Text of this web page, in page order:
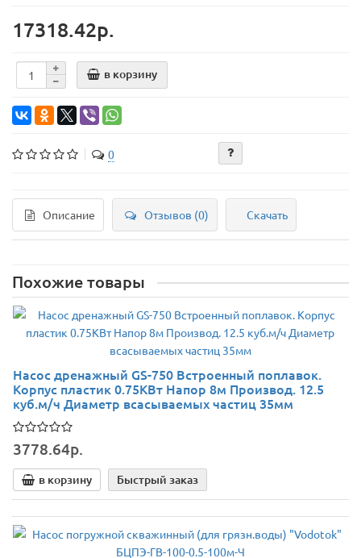
17318.42р.
в корзину
0
Описание Отзывов (0) Скачать
Похожие товары
Насос дренажный GS-750 Встроенный поплавок.
Корпус пластик 0.75КВт Напор 8м Производ. 12.5
куб.м/ч Диаметр всасываемых частиц 35мм
3778.64р.
в корзину Быстрый заказ